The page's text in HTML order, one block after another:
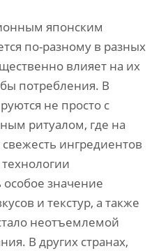
японским
по-разному в разных
влияет на их
потребления. В
не просто с
ритуалом, где на
ингредиентов
значение
и текстур, а также
неотъемлемой
В других странах,